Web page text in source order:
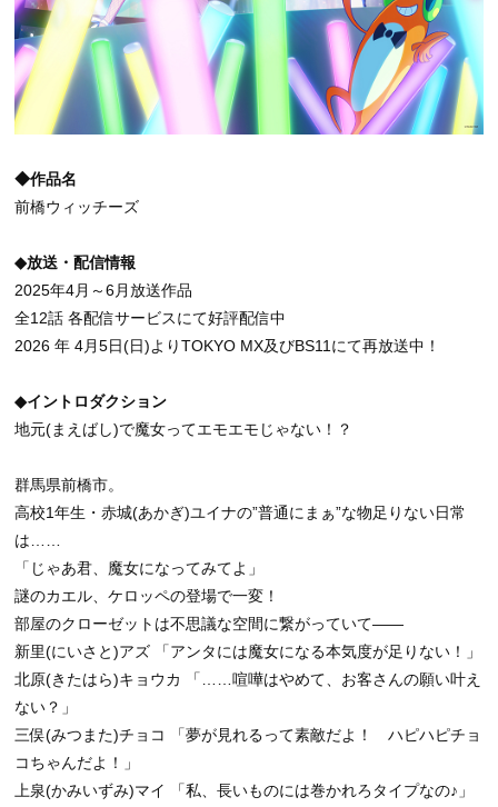
◆作品名
前橋ウィッチーズ
◆放送・配信情報
2025年4月～6月放送作品
全12話 各配信サービスにて好評配信中
2026 年 4月5日(日)よりTOKYO MX及びBS11にて再放送中！
◆イントロダクション
地元(まえばし)で魔女ってエモエモじゃない！？
群馬県前橋市。
高校1年生・赤城(あかぎ)ユイナの”普通にまぁ”な物足りない日常
は……
「じゃあ君、魔女になってみてよ」
謎のカエル、ケロッペの登場で一変！
部屋のクローゼットは不思議な空間に繋がっていて――
新里(にいさと)アズ 「アンタには魔女になる本気度が足りない！」
北原(きたはら)キョウカ 「……喧嘩はやめて、お客さんの願い叶え
ない？」
三俣(みつまた)チョコ 「夢が見れるって素敵だよ！ ハピハピチョ
コちゃんだよ！」
上泉(かみいずみ)マイ 「私、長いものには巻かれろタイプなの♪」